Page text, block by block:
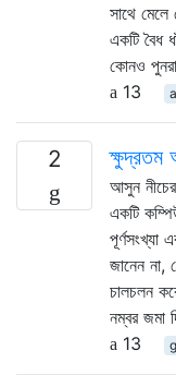
সাথে
একটি বৈধ
কোনও
13
2 ক্ষুদ্রতম
আসুন নীচের
একটি
পূর্ণসংখ্যা
জানেন না,
চালচলন
নম্বর জমা
13